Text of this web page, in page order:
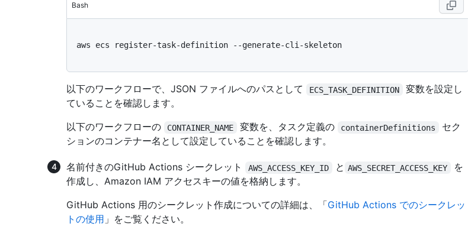
Bash
aws ecs register-task-definition --generate-cli-skeleton
以下のワークフローで、JSON ファイルへのパスとして ECS_TASK_DEFINITION
変数を設定し
ていることを確認します。
以下のワークフローの
CONTAINER_NAME 変数を、タスク定義の containerDefinitions
セク
ションのコンテナー名として設定していることを確認します。
名前付きのGitHub Actions シークレット AWS_ACCESS_KEY_ID と AWS_SECRET_ACCESS_KEY
を
作成し、Amazon IAM アクセスキーの値を格納します。
GitHub Actions 用のシークレット作成についての詳細は、「GitHub Actions でのシークレッ
トの使用 」をご覧ください。